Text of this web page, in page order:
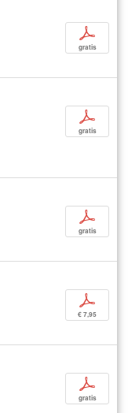
p
gratis
p
gratis
p
gratis
p
€ 7,95
p
gratis